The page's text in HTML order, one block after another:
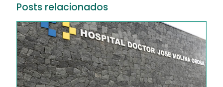
Posts relacionados